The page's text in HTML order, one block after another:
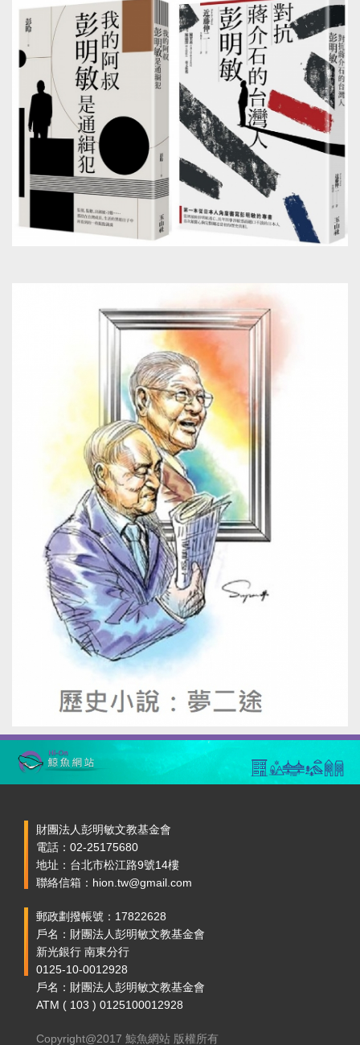
財團法人彭明敏文教基金會
電話：02-25175680
地址：台北市松江路9號14樓
聯絡信箱：hion.tw@gmail.com
郵政劃撥帳號：17822628
戶名：財團法人彭明敏文教基金會
新光銀行 南東分行
0125-10-0012928
戶名：財團法人彭明敏文教基金會
ATM ( 103 ) 0125100012928
Copyright@2017 鯨魚網站 版權所有